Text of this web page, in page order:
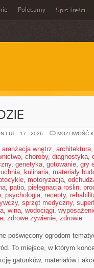
Polecamy Spis Treści
LUT - 17 - 2026
MOŻLIWOŚĆ
aranżacja wnętrz, architektura
, choroby, diagnostyka,
, genetyka, gotowanie, gry
, kulinaria, materiały
, motoryzacja,
, patio, pielęgnacja roślin,
, psychologia, recepty,
, sprzęt medyczny,
, wina, wodociągi,
, zdrowe żywienie, zdrowie
poświęcony ogrodom
To miejsce, w którym
gatunków, materiałów i